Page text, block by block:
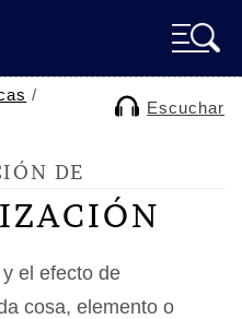
/
Escuchar
DE
el efecto de
cosa, elemento o